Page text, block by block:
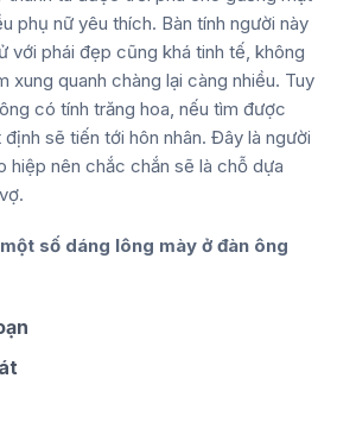
phụ nữ yêu thích. Bàn tính người này
với phái đẹp cũng khá tinh tế, không
xung quanh chàng lại càng nhiều. Tuy
có tính trăng hoa, nếu tìm được
sẽ tiến tới hôn nhân. Đây là người
hiệp nên chắc chắn sẽ là chỗ dựa
số dáng lông mày ở đàn ông